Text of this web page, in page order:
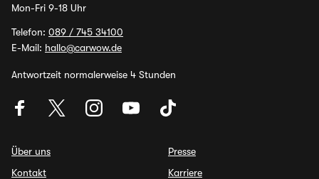
Mon-Fri 9-18 Uhr
Telefon: 089 / 745 34100
E-Mail: hallo@carwow.de
Antwortzeit normalerweise 4 Stunden
Über uns
Kontakt
Presse
Karriere